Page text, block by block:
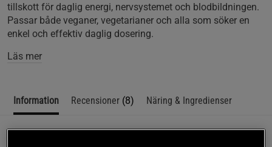
tillskott för daglig energi, nervsystemet och blodbildningen.
Passar både veganer, vegetarianer och alla som söker en
enkel och effektiv daglig dosering.
Läs mer
Information Recensioner (8) Näring & Ingredienser